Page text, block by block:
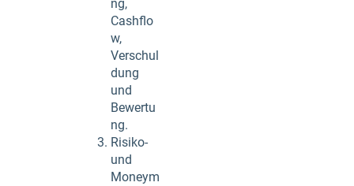
ng,
Cashflo
w,
Verschul
dung
und
Bewertu
ng.
Risiko-
und
Moneym